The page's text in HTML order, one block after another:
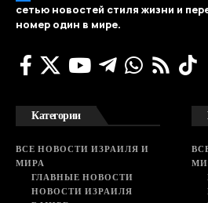
сетью новостей стиля жизни и
номер один в мире.
Категории
ВСЕ НОВОСТИ ИЗРАИЛЯ И
МИРА
ГЛАВНЫЕ НОВОСТИ
НОВОСТИ ИЗРАИЛЯ